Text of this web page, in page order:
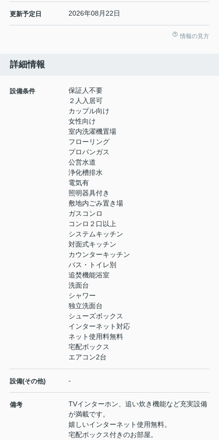
更新予定日 2026年08月22日
情報の見方
詳細情報
設備条件
保証人不要
２人入居可
カップル向け
女性向け
室内洗濯機置場
フローリング
プロパンガス
公営水道
浄化槽排水
電気有
照明器具付き
敷地内ごみ置き場
ガスコンロ
コンロ２口以上
システムキッチン
対面式キッチン
カウンターキッチン
バス・トイレ別
追焚機能浴室
洗面台
シャワー
独立洗面台
シューズボックス
インターネット対応
ネット使用料無料
宅配ボックス
エアコン2台
設備(その他) -
備考
TVインターホン、追い炊き機能など充実設備
が満載です。
嬉しいインターネット使用無料。
宅配ボックス付きのお部屋。